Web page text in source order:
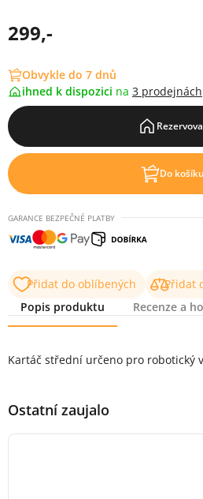
299,-
Obvykle do 7 dnů
ihned k dispozici na 3 prodejnách
Do košíku
GARANCE BEZPEČNÉ PLATBY
Přidat do oblíbených
Přidat
Popis produktu
Recenze a
Kartáč střední určeno pro robotický
Ostatní zaujalo